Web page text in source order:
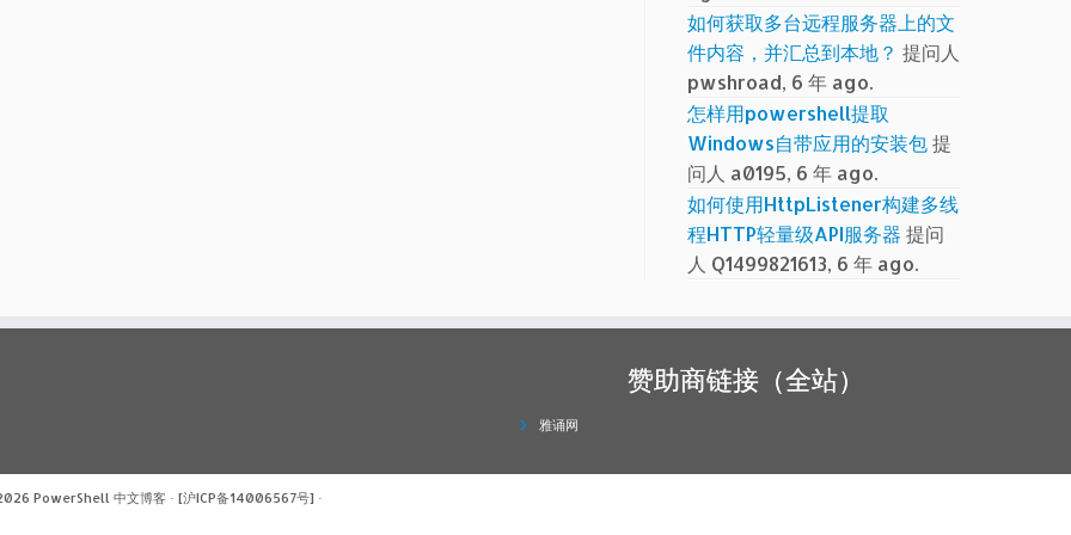
如何获取多台远程服务器上的文
件内容，并汇总到本地？ 提问人
pwshroad, 6 年 ago.
怎样用powershell提取
Windows自带应用的安装包提
问人 a0195, 6 年 ago.
如何使用HttpListener构建多线
程HTTP轻量级API服务器 提问
人 Q1499821613, 6 年 ago.
赞助商链接（全站）
雅诵网
PowerShell 中文博客 · [沪ICP备14006567号] ·